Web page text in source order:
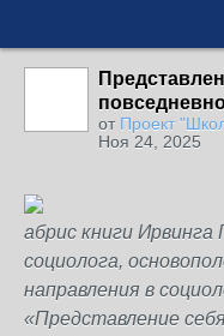
от Проект
Ноя 24, 2025
абрис книги
социолога,
направления в
«Представление